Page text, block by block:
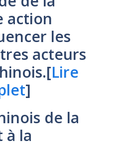
action
les
acteurs
Lire
]
de la
à la